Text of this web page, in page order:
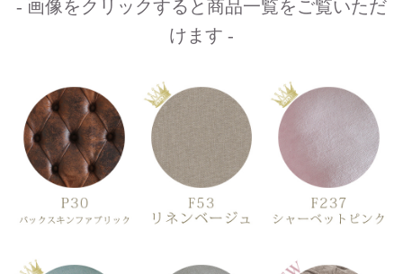
- 画像をクリックすると商品一覧をご覧いただ
けます -